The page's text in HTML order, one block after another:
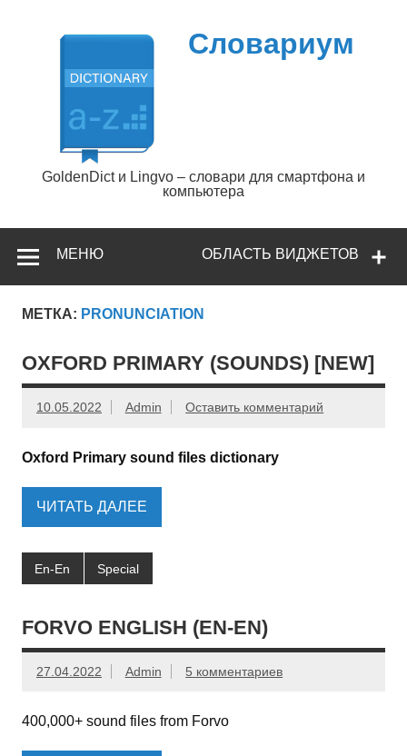
содержимому
Словариум
GoldenDict и Lingvo – словари для смартфона и
компьютера
ОБЛАСТЬ ВИДЖЕТОВ
МЕНЮ
МЕТКА: PRONUNCIATION
OXFORD PRIMARY (SOUNDS) [NEW]
10.05.2022 Admin Оставить комментарий
Oxford Primary sound files dictionary
ЧИТАТЬ ДАЛЕЕ
En-En Special
FORVO ENGLISH (EN-EN)
27.04.2022 Admin 5 комментариев
400,000+ sound files from Forvo